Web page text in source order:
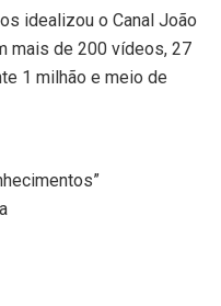
idealizou o Canal João
mais de 200 vídeos, 27
1 milhão e meio de